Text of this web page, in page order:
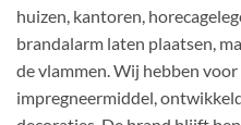
huizen, kantoren,
brandalarm laten plaatsen,
de vlammen. Wij hebben
impregneermiddel,